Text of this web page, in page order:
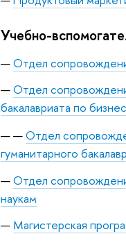
Учебно-
Отдел
Отдел
бакалавриата по
Отдел
гуманитарного
Отдел
наукам
Магистерская